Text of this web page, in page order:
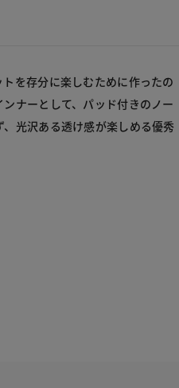
を存分に楽しむために作ったの
ナーとして、パッド付きのノー
光沢ある透け感が楽しめる優秀